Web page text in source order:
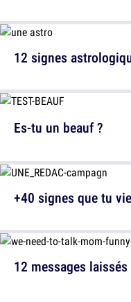
12 signes
12 messages
Es-tu un beauf ?
+40 signes que tu